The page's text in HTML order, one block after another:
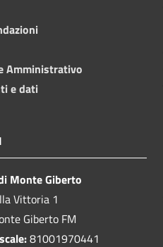
Amministrativo
e dati
Monte Giberto
Vittoria 1
Giberto FM
81001970441